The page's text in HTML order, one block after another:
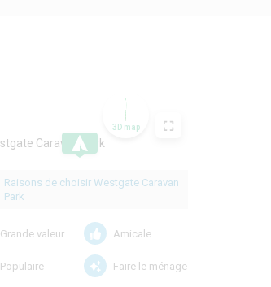
.
3D map
Raisons de choisir Westgate Caravan
Park
Grande valeur Amicale
Populaire Faire le ménage